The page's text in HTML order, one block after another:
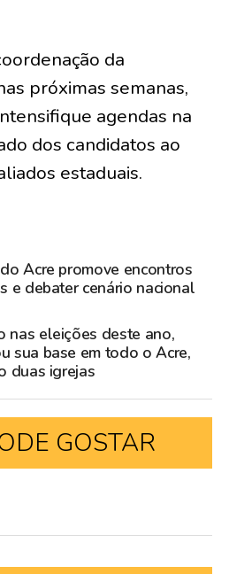
da
próximas semanas,
agendas na
dos candidatos ao
estaduais.
Acre promove encontros
e debater cenário nacional
nas eleições deste ano,
sua base em todo o Acre,
duas igrejas
GOSTAR